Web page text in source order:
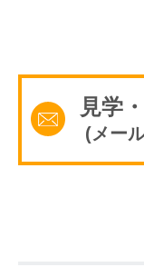
見学
(メー